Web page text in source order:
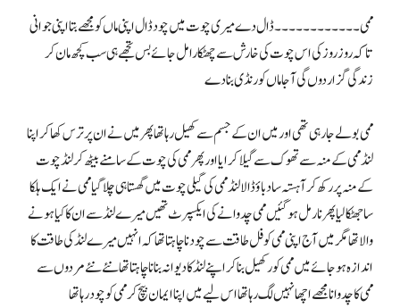
ممی۔۔۔۔۔۔۔۔۔۔۔۔ ڈال دے میری چوت میں چود ڈال اپنی ماں کو مجھے بتا اپنی جوانی
تاکہ روز روز کی اس چوت کی خارش سے چھٹکارا مل جائے بس تجھے ہی سب کچھ مان کر
زندگی گزار دوں گی آجا ماں کو رنڈی بنا دے
ممی بولے جا رہی تھی اور میں ان کے جسم سے کھیل رہا تھا پھر میں نے ان پر ترس کھا کر اپنا
لنڈ ممی کے منہ سے تھوک سے گیلا کرایا اور پھر ممی کی چوت کے سامنے بیٹھ کر لنڈ چوت
کے منہ پر رکھ کر آہستہ سا دباؤ ڈالا لنڈ ممی کی گیلی چوت میں گھستا ہی چلا گیا ممی نے ایک ہلکا
سا جھٹکا لیا پھر نارمل ہو گئیں ممی چدوانے کی ایکسپرٹ تھیں میرے لنڈ سے ان کا کیا ہونے
والا تھا مگر میں آج اپنی ممی کو فل طاقت سے چودنا چاہتا تھا کہ انہیں میرے لنڈ کی طاقت کا
اندازہ ہو جائے میں ممی کو رکھیل بنا کر اپنے لنڈ کا دیوانہ بنانا چاہتا تھا نئے نئے مردوں سے
ممی کا چدوانا مجھے اچھا نہیں لگ رہا تھا اس لیے میں اپنا ایمان بیچ کر ممی کو چود رہا تھا